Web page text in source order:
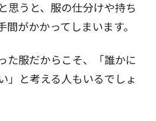
思うと、服の仕分けや持ち
がかかってしまいます。
た服だからこそ、「誰かに
」と考える人もいるでしょ